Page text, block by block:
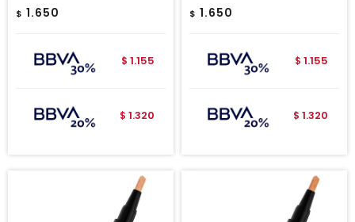
$ 1.650
$ 1.155
$ 1.320
$ 1.650
$ 1.155
$ 1.320